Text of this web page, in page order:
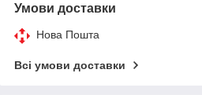
Умови доставки
Нова Пошта
Всі умови доставки